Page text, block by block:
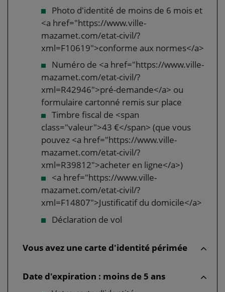
Photo d'identité de moins de 6 mois et
<a href="https://www.ville-
mazamet.com/etat-civil/?
xml=F10619">conforme aux normes</a>
Numéro de <a href="https://www.ville-
mazamet.com/etat-civil/?
xml=R42946">pré-demande</a> ou
formulaire cartonné remis sur place
Timbre fiscal de <span
class="valeur">43 €</span> (que vous
pouvez <a href="https://www.ville-
mazamet.com/etat-civil/?
xml=R39812">acheter en ligne</a>)
<a href="https://www.ville-
mazamet.com/etat-civil/?
xml=F14807">Justificatif du domicile</a>
Déclaration de vol
Vous avez une carte d'identité périmée
Date d'expiration : moins de 5 ans